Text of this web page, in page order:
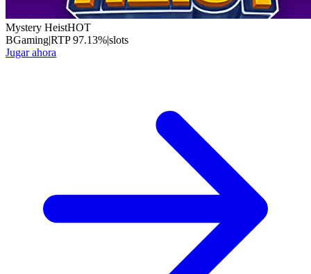
Mystery HeistHOT
BGaming|RTP97.13%|slots
Jugar ahora